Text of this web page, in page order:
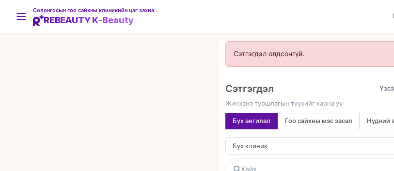
REBEAUTY K-Beauty
Сэтгэгдэл олдсонгүй.
Сэтгэгдэл
Жинхэнэ туршлагын түүхийг харна уу
Бүх ангилал Гоо сайхны мэс засал Нүдний